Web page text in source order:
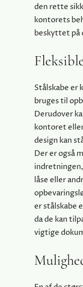
den rette
kontorets
beskyttet på
Stålskabe er
bruges til
Derudover
kontoret
design kan
Der er også
låse eller
er stålskabe
da de kan
vigtige